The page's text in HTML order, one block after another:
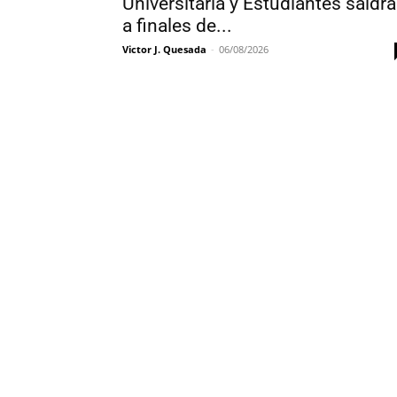
a finales de...
Victor J. Quesada - 06/08/2026